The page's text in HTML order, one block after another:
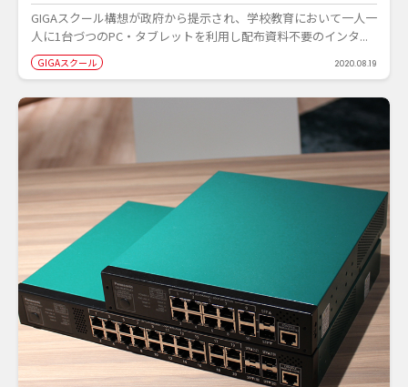
GIGAスクール構想が政府から提示され、学校教育において一人一
人に1台づつのPC・タブレットを利用し配布資料不要のインタ...
GIGAスクール 2020.08.19